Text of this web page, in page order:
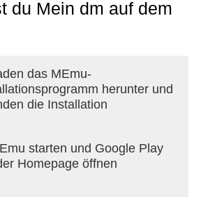
App schnell und bequem
immer dabei
Produktverfügbarkeit
Abholung nutzen
glückskind Deutschland
dmLIVE
und Angebote
Bezahlung
du Mein dm auf dem
das MEmu-
herunter und
die Installation
starten und Google Play
Homepage öffnen